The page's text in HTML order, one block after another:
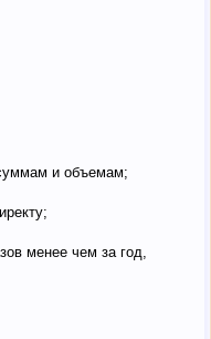
и объемам;
менее чем за год,